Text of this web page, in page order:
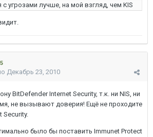
с угрозами лучше, на мой взгляд, чем KIS
5
Декабрь 23, 2010
BitDefender Internet Security, т.к. ни NIS, ни
не вызывают доверия! Ещё не проходите
Security.
было бы поставить Immunet Protect